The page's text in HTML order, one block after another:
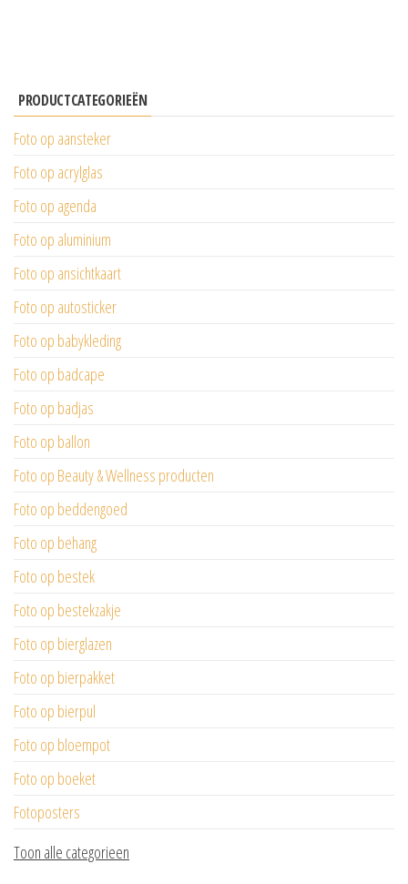
PRODUCTCATEGORIEËN
Foto op aansteker
Foto op acrylglas
Foto op agenda
Foto op aluminium
Foto op ansichtkaart
Foto op autosticker
Foto op babykleding
Foto op badcape
Foto op badjas
Foto op ballon
Foto op Beauty & Wellness producten
Foto op beddengoed
Foto op behang
Foto op bestek
Foto op bestekzakje
Foto op bierglazen
Foto op bierpakket
Foto op bierpul
Foto op bloempot
Foto op boeket
Fotoposters
Toon alle categorieen